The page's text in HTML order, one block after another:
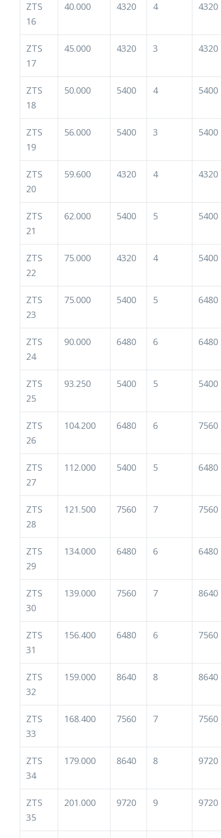
ZTS
16
40.000 4320 4 4320
ZTS
17
45.000 4320 3 4320
ZTS
18
50.000 5400 4 5400
ZTS
19
56.000 5400 3 5400
ZTS
20
59.600 4320 4 4320
ZTS
21
62.000 5400 5 5400
ZTS
22
75.000 4320 4 5400
ZTS
23
75.000 5400 5 6480
ZTS
24
90.000 6480 6 6480
ZTS
25
93.250 5400 5 5400
ZTS
26
104.200 6480 6 7560
ZTS
27
112.000 5400 5 6480
ZTS
28
121.500 7560 7 7560
ZTS
29
134.000 6480 6 6480
ZTS
30
139.000 7560 7 8640
ZTS
31
156.400 6480 6 7560
ZTS
32
159.000 8640 8 8640
ZTS
33
168.400 7560 7 7560
ZTS
34
179.000 8640 8 9720
ZTS
35
201.000 9720 9 9720